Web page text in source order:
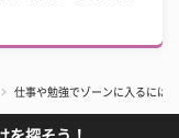
仕事や勉強でゾーンに入るには